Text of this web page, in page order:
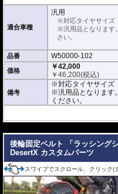
ぜひ動画でその手軽さをご確認く
対応タイヤサイズ 15-19インチ
適合車種
汎用
※対応タイヤサイ
※汎用品となります
さい。
品番 W50000-102
価格
￥42,000
￥46,200(税込)
備考
※対応タイヤサイ
※汎用品となります
ください。
後輪固定ベルト 「ラッシングシ
DesertX カスタムパーツ
スワイプでスクロール、クリック(